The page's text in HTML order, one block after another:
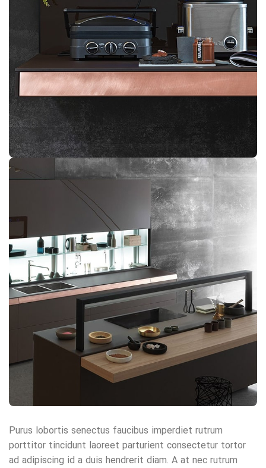
Purus lobortis senectus faucibus imperdiet rutrum
porttitor tincidunt laoreet parturient consectetur tortor
ad adipiscing id a duis hendrerit diam. A at nec rutrum